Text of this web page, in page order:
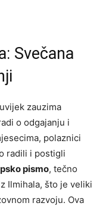
Svečana
zauzima
o odgajanju i
polaznici
radili i postigli
pismo, tečno
Ilmihala, što je veliki
razvoju. Ova